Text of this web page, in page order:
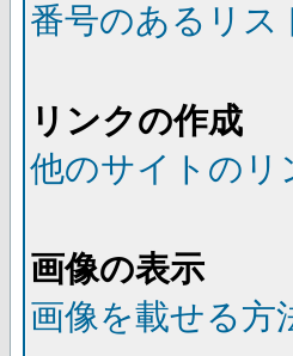
番号のあるリス
リンクの作成
他のサイトのリ
画像の表示
画像を載せる方